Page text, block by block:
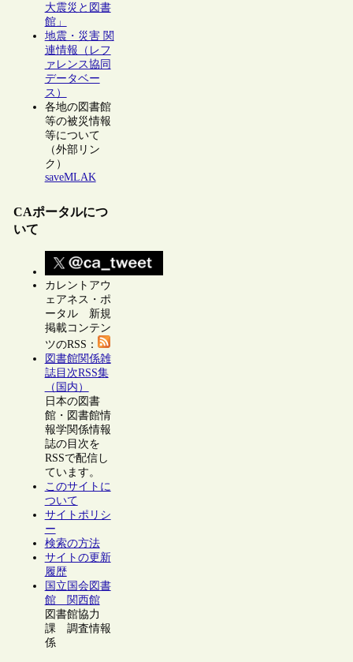
大震災と図書
館」
地震・災害 関
連情報（レフ
ァレンス協同
データベー
ス）
各地の図書館
等の被災情報
等について
（外部リン
ク）
saveMLAK
CAポータルにつ
いて
カレントアウ
ェアネス・ポ
ータル 新規
掲載コンテン
ツのRSS：
図書館関係雑
誌目次RSS集
（国内）
日本の図書
館・図書館情
報学関係情報
誌の目次を
RSSで配信し
ています。
このサイトに
ついて
サイトポリシ
ー
検索の方法
サイトの更新
履歴
国立国会図書
館 関西館
図書館協力
課 調査情報
係